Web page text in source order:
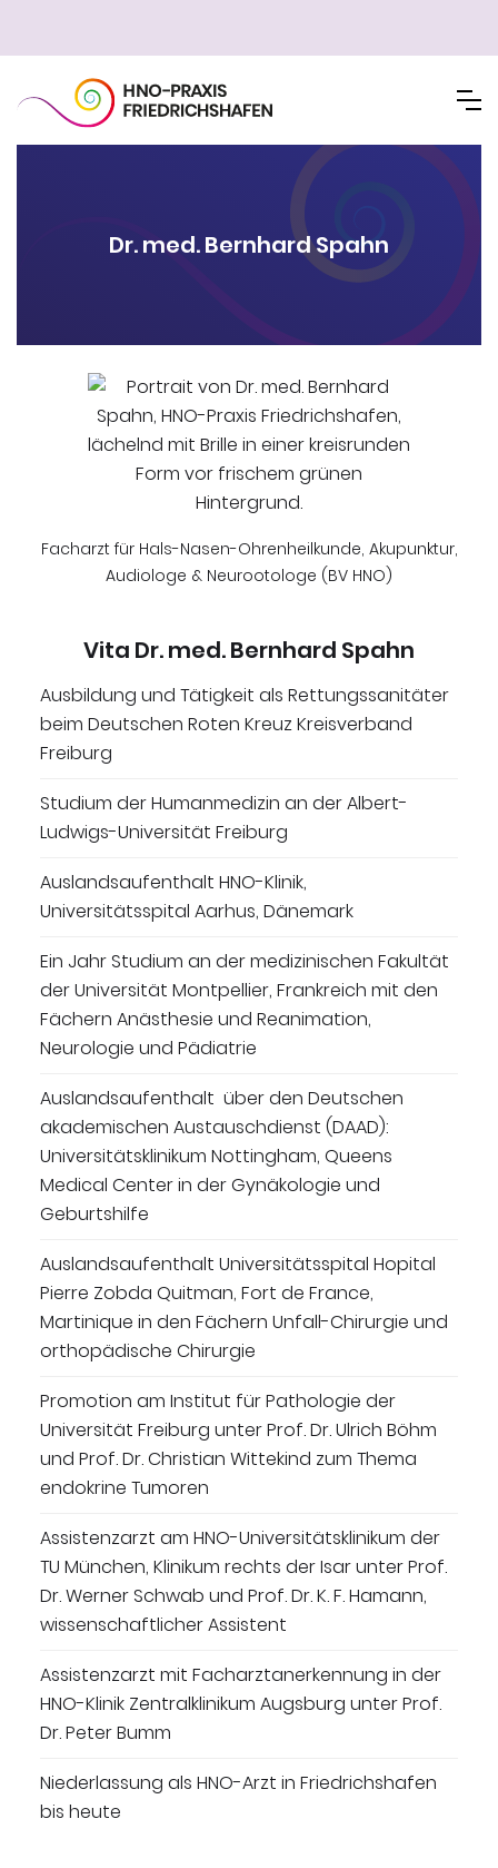
Dr. med. Bernhard Spahn
Facharzt für Hals-Nasen-Ohrenheilkunde, Akupunktur,
Audiologe & Neurootologe (BV HNO)
Vita Dr. med. Bernhard Spahn
Ausbildung und Tätigkeit als Rettungssanitäter
beim Deutschen Roten Kreuz Kreisverband
Freiburg
Studium der Humanmedizin an der Albert-
Ludwigs-Universität Freiburg
Auslandsaufenthalt HNO-Klinik,
Universitätsspital Aarhus, Dänemark
Ein Jahr Studium an der medizinischen Fakultät
der Universität Montpellier, Frankreich mit den
Fächern Anästhesie und Reanimation,
Neurologie und Pädiatrie
Auslandsaufenthalt über den Deutschen
akademischen Austauschdienst (DAAD):
Universitätsklinikum Nottingham, Queens
Medical Center in der Gynäkologie und
Geburtshilfe
Auslandsaufenthalt Universitätsspital Hopital
Pierre Zobda Quitman, Fort de France,
Martinique in den Fächern Unfall-Chirurgie und
orthopädische Chirurgie
Promotion am Institut für Pathologie der
Universität Freiburg unter Prof. Dr. Ulrich Böhm
und Prof. Dr. Christian Wittekind zum Thema
endokrine Tumoren
Assistenzarzt am HNO-Universitätsklinikum der
TU München, Klinikum rechts der Isar unter Prof.
Dr. Werner Schwab und Prof. Dr. K. F. Hamann,
wissenschaftlicher Assistent
Assistenzarzt mit Facharztanerkennung in der
HNO-Klinik Zentralklinikum Augsburg unter Prof.
Dr. Peter Bumm
Niederlassung als HNO-Arzt in Friedrichshafen
bis heute